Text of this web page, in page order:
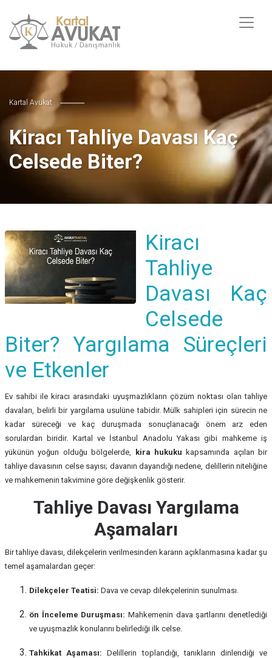
Kartal Avukat
Kiracı Tahliye Davası Kaç
Celsede Biter?
Kiracı
Tahliye
Davası Kaç
Celsede
Biter? Yargılama Süreçleri
ve Etkenler
Ev sahibi ile kiracı arasındaki uyuşmazlıkların çözüm noktası olan tahliye
davaları, belirli bir yargılama usulüne tabidir. Mülk sahipleri için sürecin ne
kadar süreceği ve kaç duruşmada sonuçlanacağı önem arz eden
sorulardan biridir. Kartal ve İstanbul Anadolu Yakası gibi mahkeme iş
yükünün yoğun olduğu bölgelerde,
kira hukuku kapsamında açılan bir
tahliye davasının celse sayısı; davanın dayandığı nedene, delillerin niteliğine
ve mahkemenin takvimine göre değişkenlik gösterir.
Tahliye Davası Yargılama
Aşamaları
Bir tahliye davası, dilekçelerin verilmesinden kararın açıklanmasına kadar şu
temel aşamalardan geçer:
Dilekçeler Teatisi: Dava ve cevap dilekçelerinin sunulması.
ön İnceleme Duruşması: Mahkemenin dava şartlarını denetlediği
ve uyuşmazlık konularını belirlediği ilk celse.
Tahkikat Aşaması: Delillerin toplandığı, tanıkların dinlendiği ve